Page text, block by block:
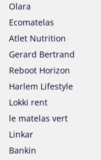
Olara
Ecomatelas
Atlet Nutrition
Gerard Bertrand
Reboot Horizon
Harlem Lifestyle
Lokki rent
le matelas vert
Linkar
Bankin